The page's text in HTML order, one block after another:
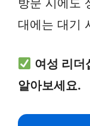
방문 시에도
대에는 대기
여성 리더
알아보세요.